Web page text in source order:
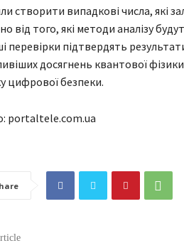
створити випадкові числа, які
від того, які методи аналізу
перевірки підтвердять
досягнень квантової
цифрової безпеки.
portaltele.com.ua